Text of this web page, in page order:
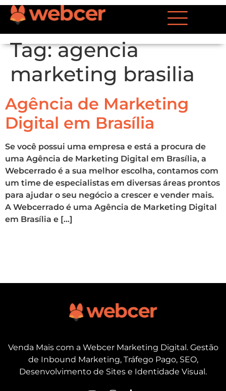
Tag:agencia
marketing brasilia
Agência de Marketing
Digital em Brasília
Se você possui uma empresa e está a procura de
uma Agência de Marketing Digital em Brasília, a
Webcerrado é a sua melhor escolha, contamos com
um time de especialistas em diversas áreas prontos
para ajudar o seu negócio a crescer e vender mais.
A Webcerrado é uma Agência de Marketing Digital
em Brasília e […]
Venda Mais com a Webcer Marketing Digital. Gestão
de Inbound Marketing, Tráfego Pago, SEO,
Desenvolvimento de Sites e Identidade Visual.